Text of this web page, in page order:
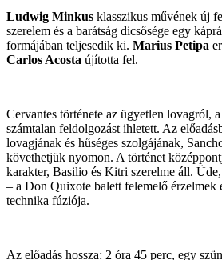
Ludwig Minkus klasszikus művének új
szerelem és a barátság dicsősége egy
formájában teljesedik ki. Marius Petipa
Carlos Acosta újította fel.
Cervantes története az ügyetlen lovagról,
számtalan feldolgozást ihletett. Az
lovagjának és hűséges szolgájának,
követhetjük nyomon. A történet
karakter, Basilio és Kitri szerelme áll.
– a Don Quixote balett felemelő érzelmek
technika fúziója.
Az előadás hossza: 2 óra 45 perc, egy